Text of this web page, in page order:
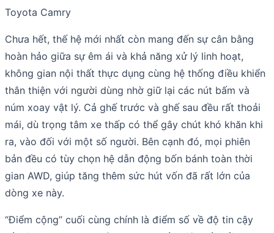
Toyota Camry
Chưa hết, thế hệ mới nhất còn mang đến sự cân bằng
hoàn hảo giữa sự êm ái và khả năng xử lý linh hoạt,
không gian nội thất thực dụng cùng hệ thống điều khiển
thân thiện với người dùng nhờ giữ lại các nút bấm và
núm xoay vật lý. Cả ghế trước và ghế sau đều rất thoải
mái, dù trọng tâm xe thấp có thể gây chút khó khăn khi
ra, vào đối với một số người. Bên cạnh đó, mọi phiên
bản đều có tùy chọn hệ dẫn động bốn bánh toàn thời
gian AWD, giúp tăng thêm sức hút vốn đã rất lớn của
dòng xe này.
“Điểm cộng” cuối cùng chính là điểm số về độ tin cậy